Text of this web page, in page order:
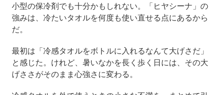
小型の保冷剤でも十分かもしれない。「ヒヤシーナ」の
強みは、冷たいタオルを何度も使い直せる点にあるから
だ。
最初は「冷感タオルをボトルに入れるなんて大げさだ」
と感じた。けれど、暑いなかを長く歩く日には、その大
げささがそのまま心強さに変わる。